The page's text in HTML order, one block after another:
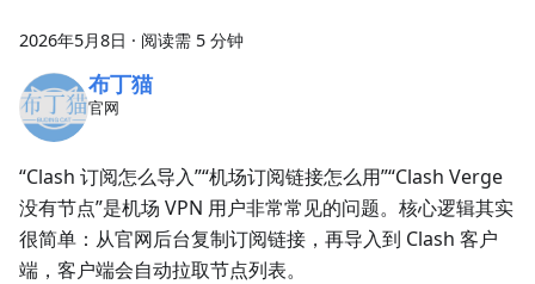
2026年5月8日 · 阅读需 5 分钟
布丁猫
官网
“Clash 订阅怎么导入”“机场订阅链接怎么用”“Clash Verge
没有节点”是机场 VPN 用户非常常见的问题。核心逻辑其实
很简单：从官网后台复制订阅链接，再导入到 Clash 客户
端，客户端会自动拉取节点列表。